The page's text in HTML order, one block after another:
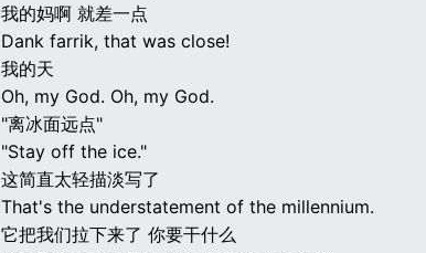
我的妈啊 就差一点
Dank farrik, that was close!
我的天
Oh, my God. Oh, my God.
"离冰面远点"
"Stay off the ice."
这简直太轻描淡写了
That's the understatement of the millennium.
它把我们拉下来了 你要干什么